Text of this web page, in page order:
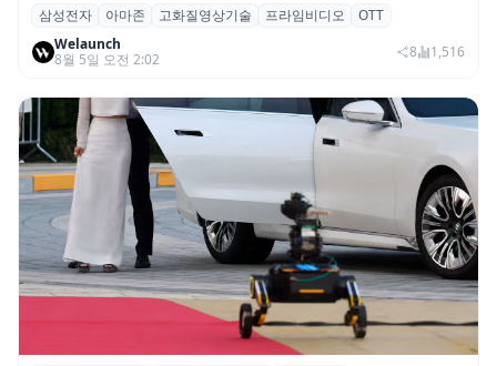
삼성전자·아마존, 프라임 비디오에 ‘HDR10+
어드밴스드’ 적용
삼성전자 아마존 고화질영상기술 프라임비디오
OTT
Welaunch
8월 5일 오전 2:02
8 1,516